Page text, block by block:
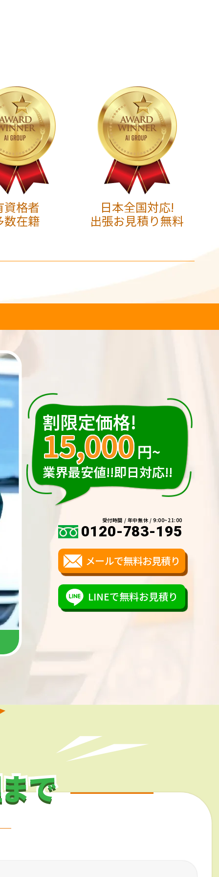
資格者
数在籍
日本全国対応!
出張お見積り無料
割限定価格!
15,000 円~
業界最安値!!即日対応!!
受付時間 / 年中無休 / 9:00~21:00
0120-783-195
メールで無料お見積り
LINEで無料お見積り
で
で